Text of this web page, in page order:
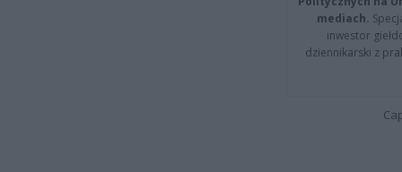
mediach.
inwestor
dziennikarski z